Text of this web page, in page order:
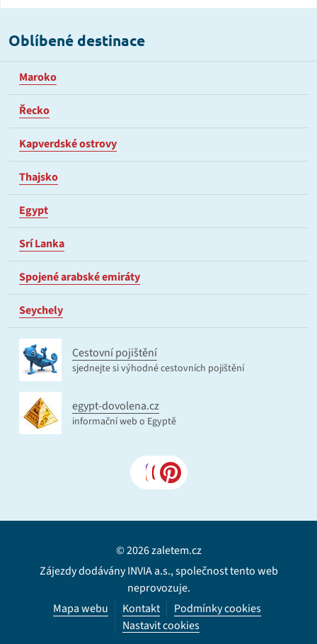
Oblíbené destinace
Maroko
Řecko
Kapverdské ostrovy
Thajsko
Egypt
Srí Lanka
Spojené arabské emiráty
Seychely
Cestovní pojištění
sjednejte si výhodné cestovních pojištění
egypt-dovolena.cz
informační web o Egyptě
© 2026 zaletem.cz
Zájezdy dodávány INVIA a.s., společnost tento web
neprovozuje.
Mapa webu
Kontakt
Podmínky cookies
Nastavit cookies